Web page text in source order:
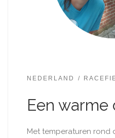
NEDERLAND
Een warme
Met temperaturen